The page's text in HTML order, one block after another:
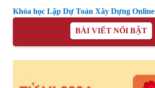
Khóa học Lập Dự Toán Xây Dựng Online
BÀI VIẾT NỔI BẬT